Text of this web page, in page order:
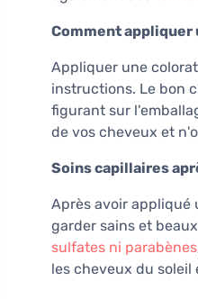
Comment
Appliquer une
instructions. Le bon
figurant sur
de vos cheveux et
Soins capillaires
Après avoir appliqué
garder sains et
sulfates ni parabènes
les cheveux du soleil